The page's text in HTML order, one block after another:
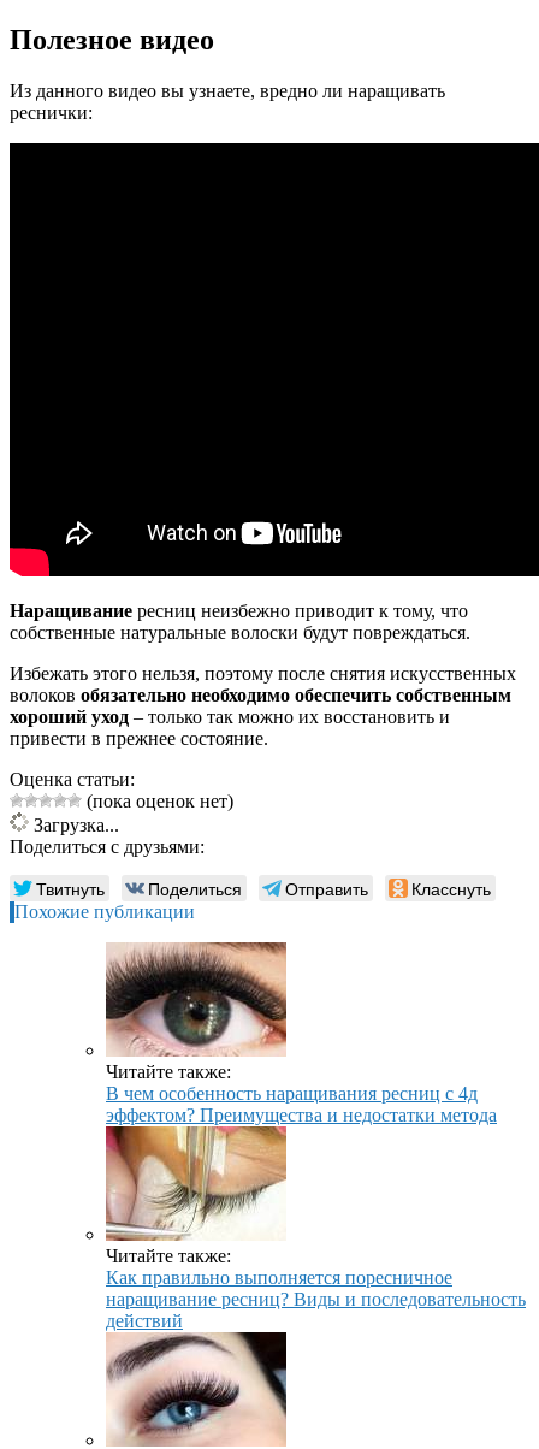
Полезное видео
Из данного видео вы узнаете, вредно ли наращивать
реснички:
Наращивание ресниц неизбежно приводит к тому, что
собственные натуральные волоски будут повреждаться.
Избежать этого нельзя, поэтому после снятия искусственных
волоков обязательно необходимо обеспечить собственным
хороший уход – только так можно их восстановить и
привести в прежнее состояние.
Оценка статьи:
(пока оценок нет)
Загрузка...
Поделиться с друзьями:
Твитнуть Поделиться Отправить Класснуть
Похожие публикации
Читайте также:
В чем особенность наращивания ресниц с 4д
эффектом? Преимущества и недостатки метода
Читайте также:
Как правильно выполняется поресничное
наращивание ресниц? Виды и последовательность
действий